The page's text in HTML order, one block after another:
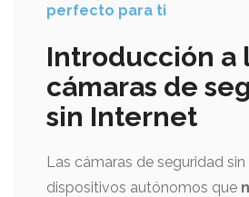
perfecto para ti
Introducción a
cámaras de
sin Internet
Las cámaras de seguridad
dispositivos autónomos que